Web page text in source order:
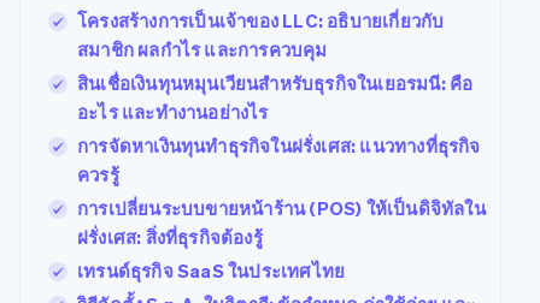
โครงสร้างการเป็นเจ้าของ LLC: อธิบายเกี่ยวกับ
สมาชิก ผลกำไร และการควบคุม
สินเชื่อเงินทุนหมุนเวียนสำหรับธุรกิจในเยอรมนี: คือ
อะไร และทำงานอย่างไร
การจัดหาเงินทุนทำธุรกิจในฝรั่งเศส: แนวทางที่ธุรกิจ
ควรรู้
การเปลี่ยนระบบขายหน้าร้าน (POS) ให้เป็นดิจิทัลใน
ฝรั่งเศส: สิ่งที่ธุรกิจต้องรู้
เทรนด์ธุรกิจ SaaS ในประเทศไทย